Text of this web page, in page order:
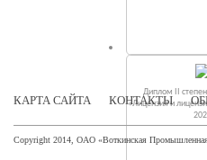
Диплом II
«Лицензия и
КАРТА САЙТА КОНТАКТЫ
Copyright 2014, ОАО «Воткинская